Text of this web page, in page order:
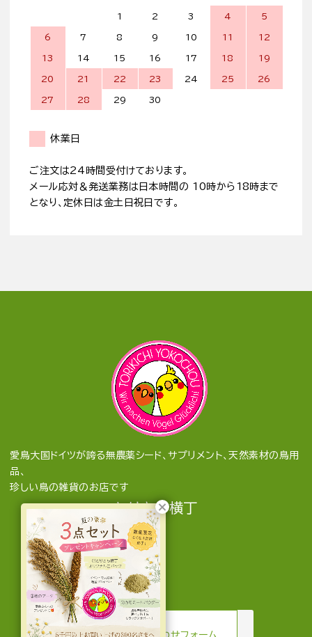
1 2 3 4 5
6 7 8 9 10 11 12
13 14 15 16 17 18 19
20 21 22 23 24 25 26
27 28 29 30
休業日
ご注文は24時間受付けております。
メール応対＆発送業務は日本時間の 10時から18時まで
となり、定休日は金土日祝日です。
愛鳥大国ドイツが誇る無農薬シード、サプリメント、天然素材の鳥用
品、
珍しい鳥の雑貨のお店です
とりきち横丁
お問い合わせフォーム